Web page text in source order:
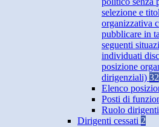
selezione e
organizzativa
pubblicare in
seguenti
individuati
posizione
dirigenziali) 32
Elenco
Posti di
Ruolo dirigenti
Dirigenti cessati 2